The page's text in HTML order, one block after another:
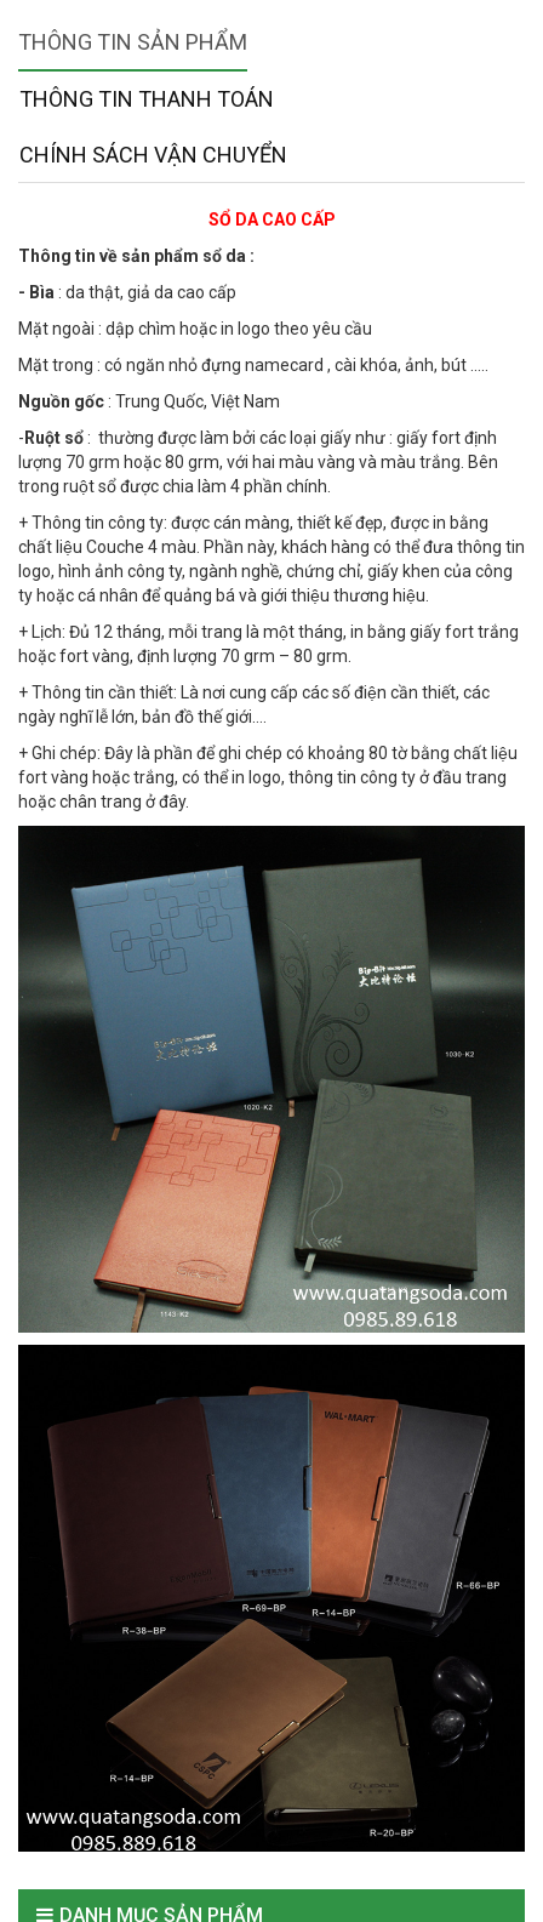
THÔNG TIN SẢN PHẨM
THÔNG TIN THANH TOÁN
CHÍNH SÁCH VẬN CHUYỂN
SỔ DA CAO CẤP
Thông tin về sản phẩm sổ da :
- Bìa : da thật, giả da cao cấp
Mặt ngoài : dập chìm hoặc in logo theo yêu cầu
Mặt trong : có ngăn nhỏ đựng namecard , cài khóa, ảnh, bút .....
Nguồn gốc : Trung Quốc, Việt Nam
- Ruột sổ : thường được làm bởi các loại giấy như : giấy fort định
lượng 70 grm hoặc 80 grm, với hai màu vàng và màu trắng. Bên
trong ruột sổ được chia làm 4 phần chính.
+ Thông tin công ty: được cán màng, thiết kế đẹp, được in bằng
chất liệu Couche 4 màu. Phần này, khách hàng có thể đưa thông tin
logo, hình ảnh công ty, ngành nghề, chứng chỉ, giấy khen của công
ty hoặc cá nhân để quảng bá và giới thiệu thương hiệu.
+ Lịch: Đủ 12 tháng, mỗi trang là một tháng, in bằng giấy fort trắng
hoặc fort vàng, định lượng 70 grm – 80 grm.
+ Thông tin cần thiết: Là nơi cung cấp các số điện cần thiết, các
ngày nghĩ lễ lớn, bản đồ thế giới….
+ Ghi chép: Đây là phần để ghi chép có khoảng 80 tờ bằng chất liệu
fort vàng hoặc trắng, có thể in logo, thông tin công ty ở đầu trang
hoặc chân trang ở đây.
DANH MỤC SẢN PHẨM